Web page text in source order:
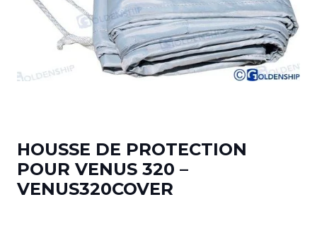
HOUSSE DE PROTECTION
POUR VENUS 320 –
VENUS320COVER